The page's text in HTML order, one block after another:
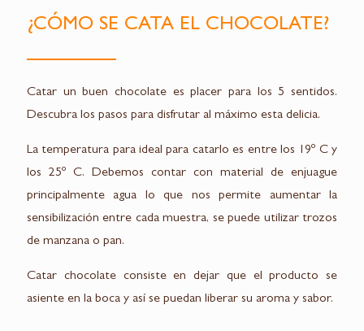
¿CÓMO SE CATA EL CHOCOLATE?
Catar un buen chocolate es placer para los 5 sentidos.
Descubra los pasos para disfrutar al máximo esta delicia.
La temperatura para ideal para catarlo es entre los 19º C y
los 25º C. Debemos contar con material de enjuague
principalmente agua lo que nos permite aumentar la
sensibilización entre cada muestra, se puede utilizar trozos
de manzana o pan.
Catar chocolate consiste en dejar que el producto se
asiente en la boca y así se puedan liberar su aroma y sabor.